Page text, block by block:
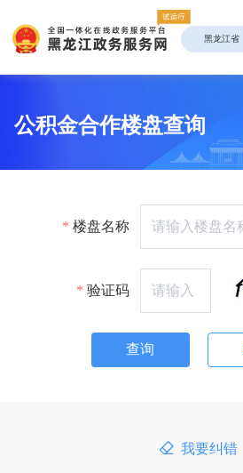
黑龙江省
公积金合作楼盘查询
楼盘名称
验证码
我要纠错